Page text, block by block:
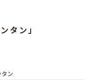
タン」
ン